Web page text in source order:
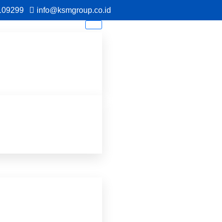
info@ksmgroup.co.id